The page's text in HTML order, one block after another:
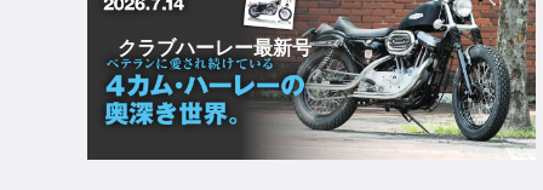
クラブハーレー最新号